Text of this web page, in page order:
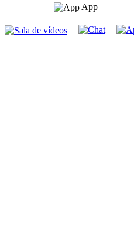
App
| |